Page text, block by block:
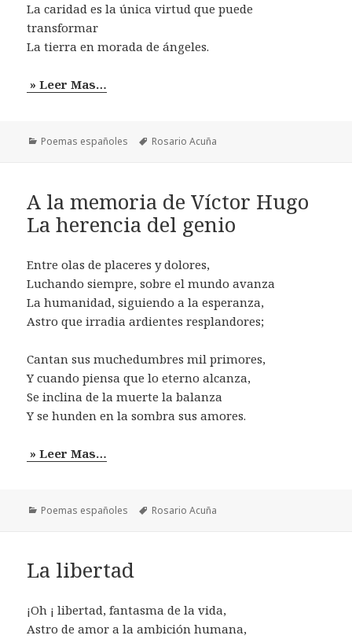
La caridad es la única virtud que puede
transformar
La tierra en morada de ángeles.
» Leer Mas…
Categorías
Poemas españoles Etiquetas
Rosario Acuña
A la memoria de Víctor Hugo
La herencia del genio
Entre olas de placeres y dolores,
Luchando siempre, sobre el mundo avanza
La humanidad, siguiendo a la esperanza,
Astro que irradia ardientes resplandores;
Cantan sus muchedumbres mil primores,
Y cuando piensa que lo eterno alcanza,
Se inclina de la muerte la balanza
Y se hunden en la sombra sus amores.
» Leer Mas…
Categorías
Poemas españoles Etiquetas
Rosario Acuña
La libertad
¡Oh ¡ libertad, fantasma de la vida,
Astro de amor a la ambición humana,